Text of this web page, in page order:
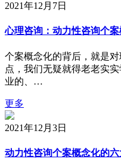
2021年12月7日
心理咨询：动力性咨询个
个案概念化的背后，就是
点，我们无疑就得老老实
业的、…
更多
2021年12月3日
动力性咨询个案概念化的六